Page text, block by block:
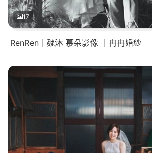
17
RenRen｜魏沐 慕朵影像 ｜冉冉婚紗